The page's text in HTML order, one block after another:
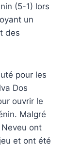
(5-1) lors
un
des
pour les
Dos
ouvrir le
Malgré
ont
et ont été